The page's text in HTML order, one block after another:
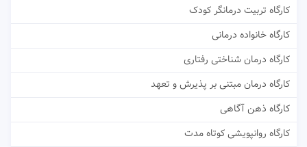
کارگاه تربیت درمانگر کودک
کارگاه خانواده درمانی
کارگاه درمان شناختی رفتاری
کارگاه درمان مبتنی بر پذیرش و تعهد
کارگاه ذهن آگاهی
کارگاه روانپویشی کوتاه مدت